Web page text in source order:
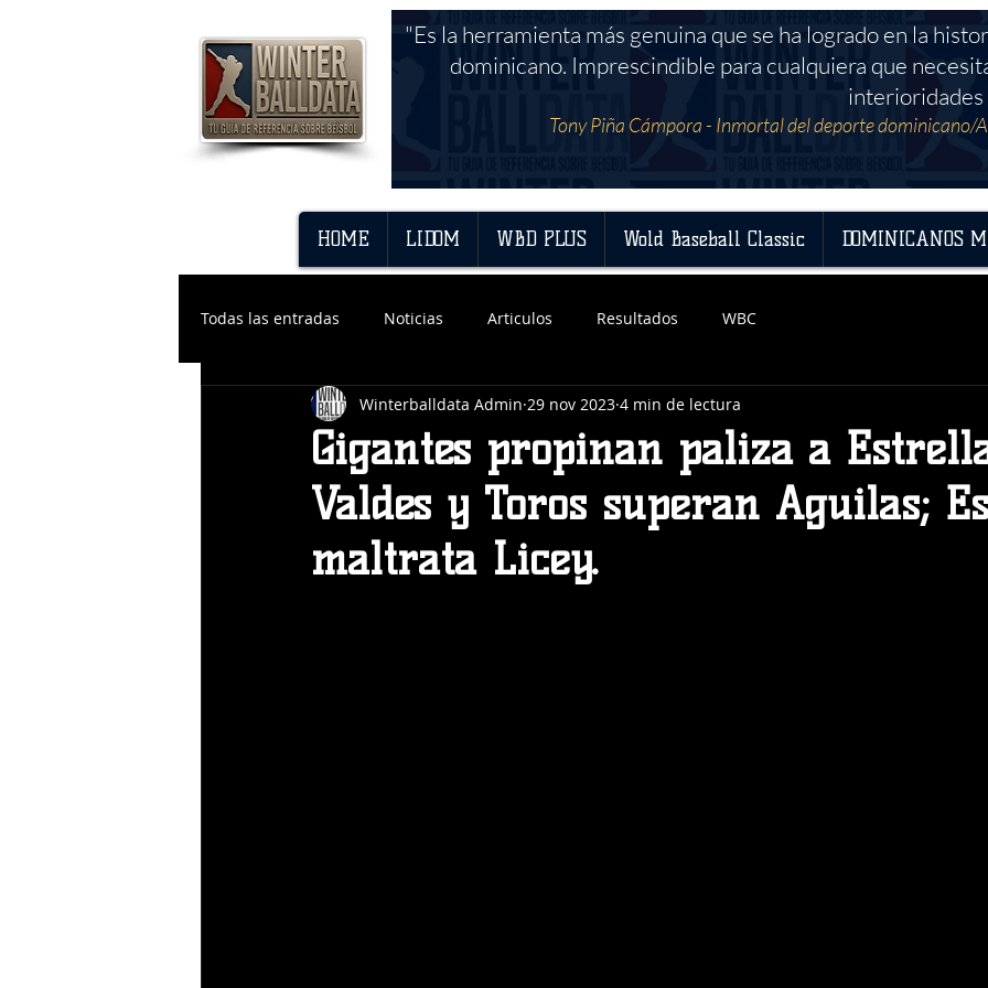
HOME LIDOM WBD PLUS Wold Baseball Classic DOMINICANOS
"Es la herramienta más genuina que se ha logrado en la
dominicano. Imprescindible para cualquiera que
interioridades
Tony Piña Cámpora - Inmortal del deporte
Todas las entradas Noticias Articulos Resultados WBC
Gigantes propinan paliza a
Valdes y Toros superan Aguilas;
maltrata Licey.
Winterballdata Admin 29 nov 2023 4 min de lectura